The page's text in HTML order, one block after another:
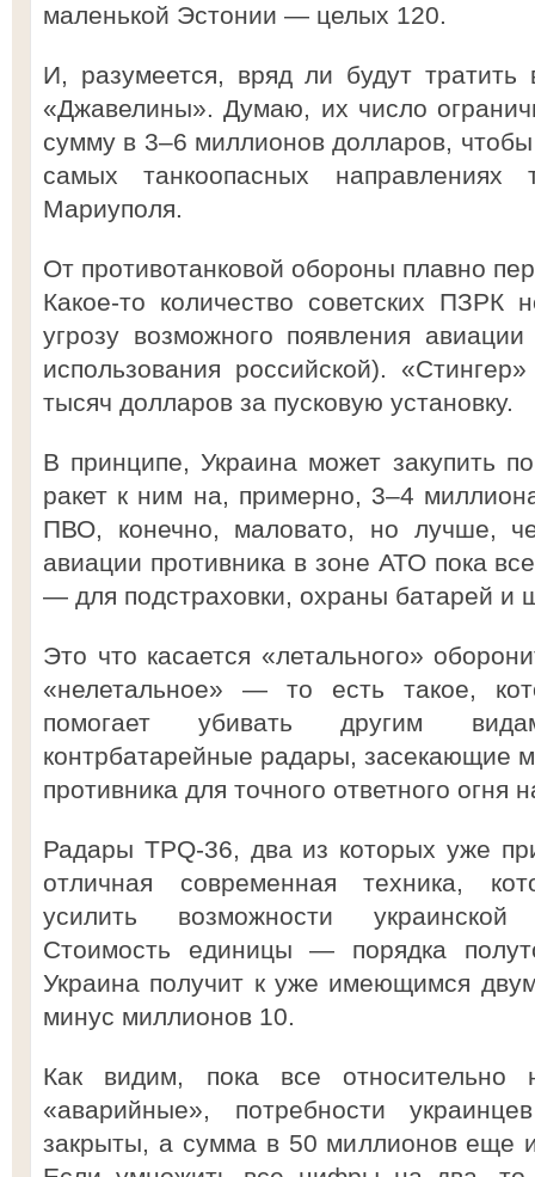
маленькой Эстонии — целых 120.
И, разумеется, вряд ли будут тратить
«Джавелины». Думаю, их число
сумму в 3–6 миллионов долларов,
самых танкоопасных
Мариуполя.
От противотанковой обороны плавно
Какое-то количество советских ПЗРК
угрозу возможного появления
использования российской).
тысяч долларов за пусковую установку.
В принципе, Украина может закупить
ракет к ним на, примерно, 3–4
ПВО, конечно, маловато, но лучше,
авиации противника в зоне АТО пока
— для подстраховки, охраны батарей и
Это что касается «летального»
«нелетальное» — то есть такое,
помогает убивать другим
контрбатарейные радары, засекающие
противника для точного ответного огня
Радары TPQ-36, два из которых уже
отличная современная техника,
усилить возможности украинской
Стоимость единицы — порядка
Украина получит к уже имеющимся
минус миллионов 10.
Как видим, пока все
«аварийные», потребности
закрыты, а сумма в 50 миллионов еще